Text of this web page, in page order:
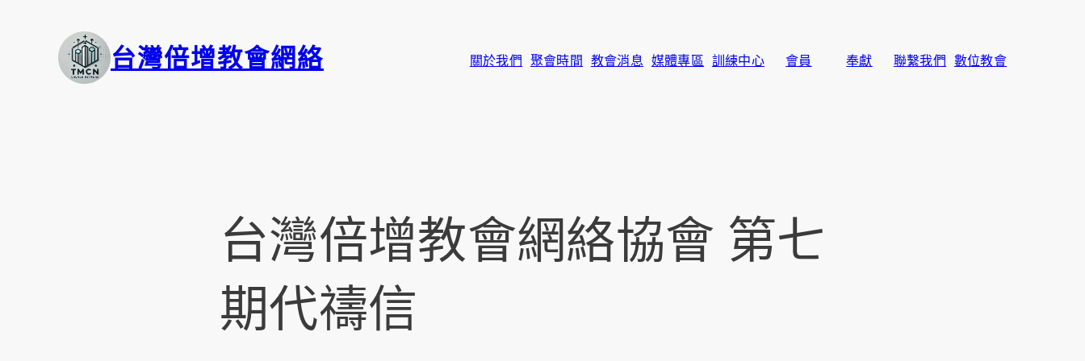
台灣倍增教會網絡 關於我們 聚會時間 教會消息 媒體專區 訓練中心 會員 奉獻 聯繫我們 數位教會
台灣倍增教會網絡協會 第七
期代禱信